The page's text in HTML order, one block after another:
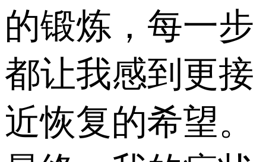
的锻炼，每一步
都让我感到更接
近恢复的希望。